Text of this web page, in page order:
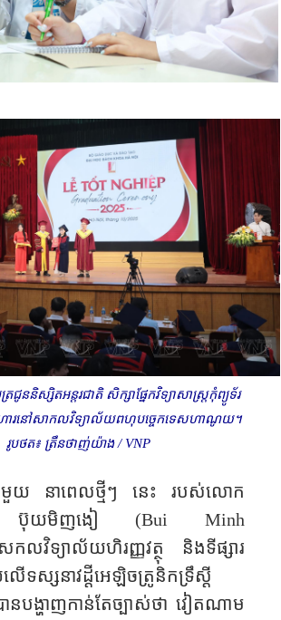
ជូននិស្សិតអន្តរជាតិ សិក្សាផ្នែកវិទ្យាសាស្ត្រកុំព្យូទ័រ
ហារនៅសាកលវិទ្យាល័យពហុបច្ចេកទេសហាណូយ។
រូបថត៖ ត្រឹនថាញ់យ៉ាង/ VNP
ាមួយ នាពេលថ្មីៗ នេះ របស់លោក
ប៊ុយ​មិញ​ងៀ
(Bui Minh​
កលវិទ្យាល័យ​ហិរញ្ញវត្ថុ និងទីផ្សារ
ើទស្សនាវដ្តីអេឡិចត្រូនិកទ្រឹស្តី
បង្ហាញកាន់តែច្បាស់ថា វៀតណាម